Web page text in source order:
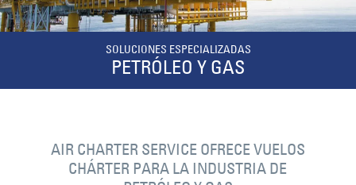
SOLUCIONES ESPECIALIZADAS
PETRÓLEO Y GAS
AIR CHARTER SERVICE OFRECE VUELOS
CHÁRTER PARA LA INDUSTRIA DE